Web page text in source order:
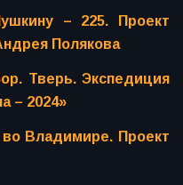
– 225. Проект
Полякова
Тверь. Экспедиция
– 2024»
Владимире. Проект